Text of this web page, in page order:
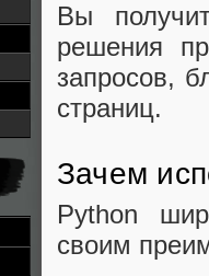
Вы
решения
запросов,
страниц.
Зачем
Python
своим